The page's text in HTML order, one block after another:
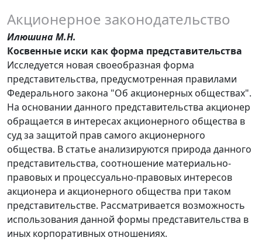
Акционерное законодательство
Илюшина М.Н.
Косвенные иски как форма представительства
Исследуется новая своеобразная форма
представительства, предусмотренная правилами
Федерального закона "Об акционерных обществах".
На основании данного представительства акционер
обращается в интересах акционерного общества в
суд за защитой прав самого акционерного
общества. В статье анализируются природа данного
представительства, соотношение материально-
правовых и процессуально-правовых интересов
акционера и акционерного общества при таком
представительстве. Рассматривается возможность
использования данной формы представительства в
иных корпоративных отношениях.